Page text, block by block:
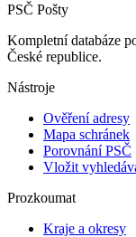
PSČ Pošty
Kompletní databáze
České republice.
Nástroje
Ověření adresy
Mapa schránek
Porovnání PSČ
Vložit
Prozkoumat
Kraje a okresy